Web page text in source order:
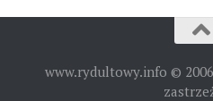
www.rydultowy.info ©